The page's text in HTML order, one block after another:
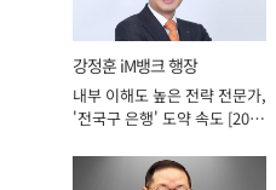
강정훈 iM뱅크 행장
내부 이해도 높은 전략 전문가,
'전국구 은행' 도약 속도 [2026